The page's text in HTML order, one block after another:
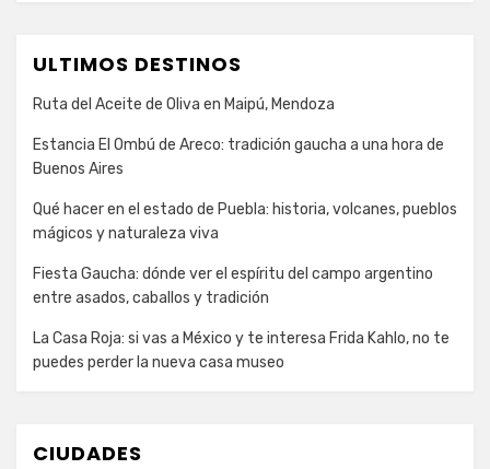
ULTIMOS DESTINOS
Ruta del Aceite de Oliva en Maipú, Mendoza
Estancia El Ombú de Areco: tradición gaucha a una hora de
Buenos Aires
Qué hacer en el estado de Puebla: historia, volcanes, pueblos
mágicos y naturaleza viva
Fiesta Gaucha: dónde ver el espíritu del campo argentino
entre asados, caballos y tradición
La Casa Roja: si vas a México y te interesa Frida Kahlo, no te
puedes perder la nueva casa museo
CIUDADES